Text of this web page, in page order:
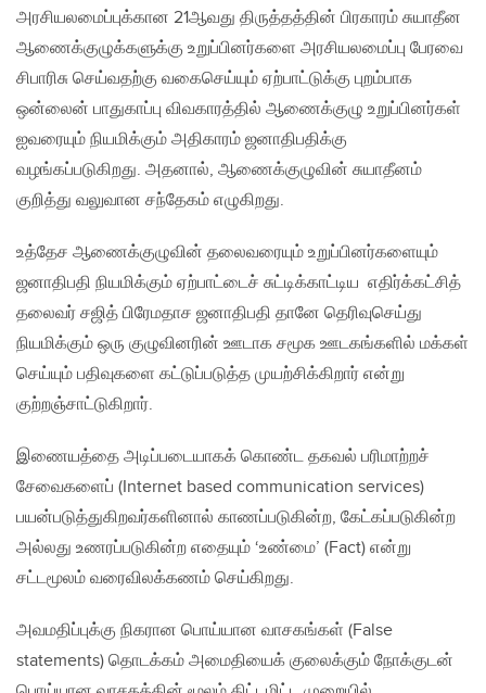
அரசியலமைப்புக்கான 21ஆவது திருத்தத்தின் பிரகாரம் சுயாதீன
ஆணைக்குழுக்களுக்கு உறுப்பினர்களை அரசியலமைப்பு பேரவை
சிபாரிசு செய்வதற்கு வகைசெய்யும் ஏற்பாட்டுக்கு புறம்பாக
ஒன்லைன் பாதுகாப்பு விவகாரத்தில் ஆணைக்குழு உறுப்பினர்கள்
ஐவரையும் நியமிக்கும் அதிகாரம் ஜனாதிபதிக்கு
வழங்கப்படுகிறது. அதனால், ஆணைக்குழுவின் சுயாதீனம்
குறித்து வலுவான சந்தேகம் எழுகிறது.
உத்தேச ஆணைக்குழுவின் தலைவரையும் உறுப்பினர்களையும்
ஜனாதிபதி நியமிக்கும் ஏற்பாட்டைச் சுட்டிக்காட்டிய எதிர்க்கட்சித்
தலைவர் சஜித் பிரேமதாச ஜனாதிபதி தானே தெரிவுசெய்து
நியமிக்கும் ஒரு குழுவினரின் ஊடாக சமூக ஊடகங்களில் மக்கள்
செய்யும் பதிவுகளை கட்டுப்படுத்த முயற்சிக்கிறார் என்று
குற்றஞ்சாட்டுகிறார்.
இணையத்தை அடிப்படையாகக் கொண்ட தகவல் பரிமாற்றச்
சேவைகளைப் (Internet based communication services)
பயன்படுத்துகிறவர்களினால் காணப்படுகின்ற, கேட்கப்படுகின்ற
அல்லது உணரப்படுகின்ற எதையும் ‘உண்மை’ (Fact) என்று
சட்டமூலம் வரைவிலக்கணம் செய்கிறது.
அவமதிப்புக்கு நிகரான பொய்யான வாசகங்கள் (False
statements) தொடக்கம் அமைதியைக் குலைக்கும் நோக்குடன்